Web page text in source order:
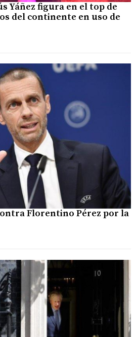
Yáñez figura en el top de
del continente en uso de
Florentino Pérez por la